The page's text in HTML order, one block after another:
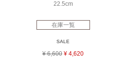
22.5cm
在庫一覧
SALE
¥ 6,600 ¥ 4,620